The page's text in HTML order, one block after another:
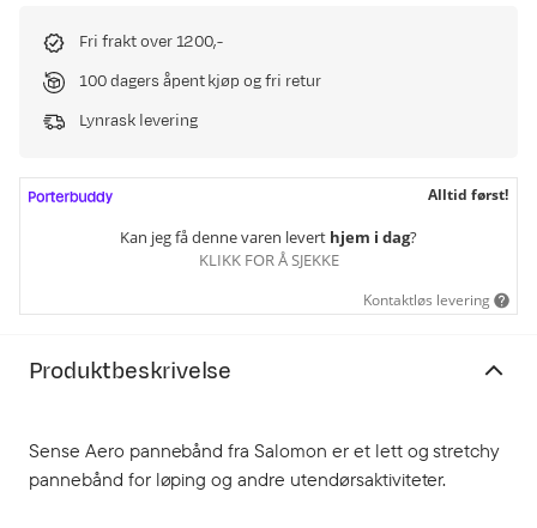
Fri frakt over 1200,-
100 dagers åpent kjøp og fri retur
Lynrask levering
Alltid først!
Kan jeg få denne varen levert hjem i dag?
KLIKK FOR Å SJEKKE
Kontaktløs levering
Produktbeskrivelse
Sense Aero pannebånd fra Salomon er et lett og stretchy
pannebånd for løping og andre utendørsaktiviteter.